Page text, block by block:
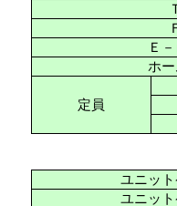
Ｅ
ホ
定員
ユニッ
ユニッ